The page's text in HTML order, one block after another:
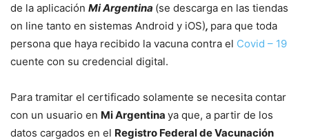
de la aplicación Mi Argentina (se descarga en las tiendas
on line tanto en sistemas Android y iOS), para que toda
persona que haya recibido la vacuna contra el Covid – 19
cuente con su credencial digital.
Para tramitar el certificado solamente se necesita contar
con un usuario en Mi Argentina ya que, a partir de los
datos cargados en el Registro Federal de Vacunación